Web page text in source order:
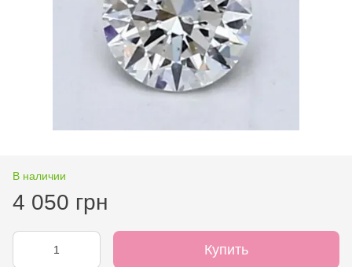
В наличии
4 050 грн
Купить